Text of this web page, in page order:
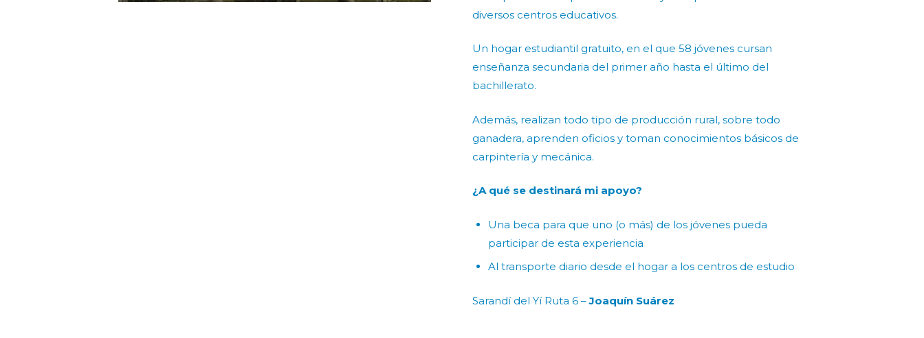
diversos centros educativos.
Un hogar estudiantil gratuito, en el que 58 jóvenes cursan
enseñanza secundaria del primer año hasta el último del
bachillerato.
Además, realizan todo tipo de producción rural, sobre todo
ganadera, aprenden oficios y toman conocimientos básicos de
carpintería y mecánica.
¿A qué se destinará mi apoyo?
Una beca para que uno (o más) de los jóvenes pueda
participar de esta experiencia
Al transporte diario desde el hogar a los centros de estudio
Sarandí­ del Yí Ruta 6 –Joaquín Suárez